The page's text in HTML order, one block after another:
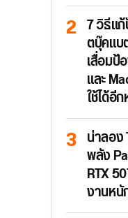
7 วิธีแ
ตบุ๊คแบ
เสื่อมป้
และ
ใช้ได้อี
น่าลอง
พลัง
RTX
งานหนั